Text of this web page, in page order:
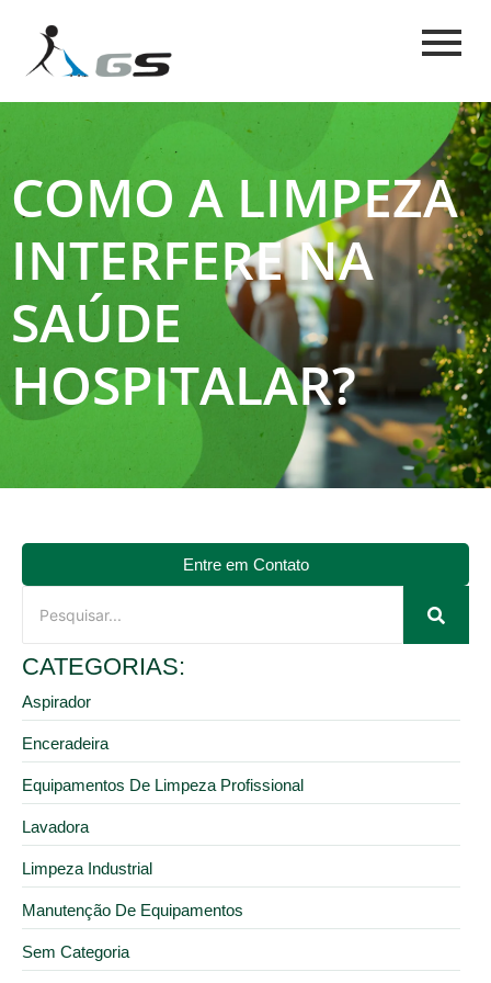
COMO A LIMPEZA
INTERFERE NA
SAÚDE
HOSPITALAR?
Entre em Contato
CATEGORIAS:
Aspirador
Enceradeira
Equipamentos De Limpeza Profissional
Lavadora
Limpeza Industrial
Manutenção De Equipamentos
Sem Categoria